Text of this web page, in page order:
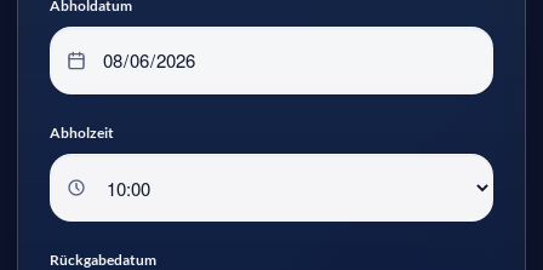
Abholdatum
Abholzeit
Rückgabedatum